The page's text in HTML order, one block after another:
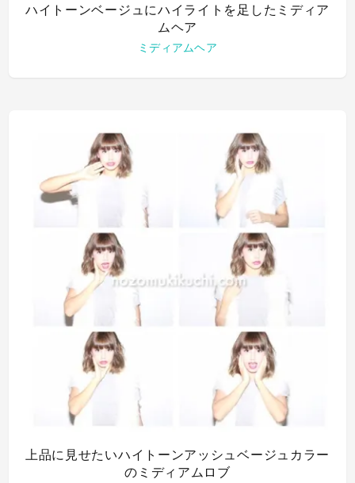
ハイトーンベージュにハイライトを足したミディア
ムヘア
ミディアムヘア
上品に見せたいハイトーンアッシュベージュカラー
のミディアムロブ